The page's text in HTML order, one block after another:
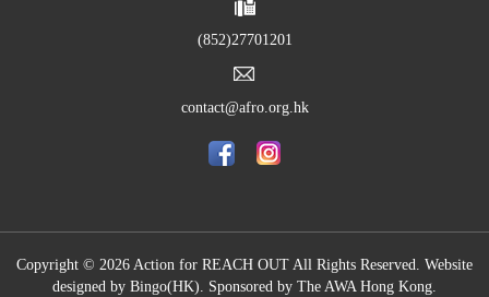
(852)27701201
contact@afro.org.hk
Copyright © 2026 Action for REACH OUT All Rights Reserved. Website
designed by Bingo(HK). Sponsored by The AWA Hong Kong.